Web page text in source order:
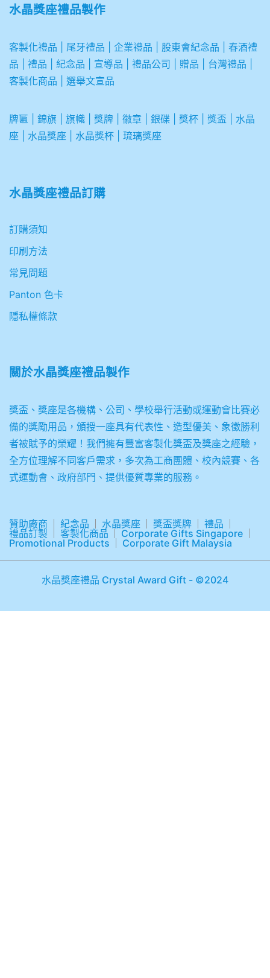
水晶獎座禮品製作
客製化禮品 尾牙禮品 企業禮品 股東會紀念品
春酒禮
品
禮品 紀念品 宣導品 禮品公司 贈品 台灣禮品
客製化商品
選舉文宣品
牌匾 錦旗 旗幟 獎牌 徽章 銀碟 獎杯 獎盃
水晶
座
水晶獎座 水晶獎杯 琉璃獎座
水晶獎座禮品訂購
訂購須知
印刷方法
常見問題
Panton 色卡
隱私權條款
關於水晶獎座禮品製作
獎盃、獎座是各機構、公司、學校舉行活動或運動會比賽必
備的獎勵用品，頒授一座具有代表性、造型優美、象徵勝利
者被賦予的榮耀！我們擁有豐富客製化獎盃及獎座之經驗，
全方位理解不同客戶需求，多次為工商團體、校內競賽、各
式運動會、政府部門、提供優質專業的服務。
贊助廠商 紀念品 水晶獎座 獎盃獎牌
禮品
禮品訂製
客製化商品
Corporate Gifts Singapore
Promotional Products
Corporate Gift Malaysia
水晶獎座禮品 Crystal Award Gift - ©2024